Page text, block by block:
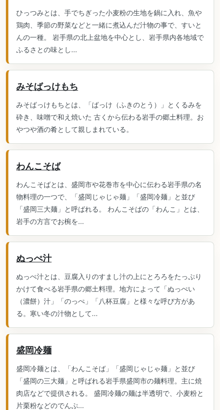
ひっつみとは、手でちぎった小麦粉の生地を鍋に入れ、魚や
鶏肉、季節の野菜などと一緒に煮込んだ汁物の事で、すいと
んの一種。 岩手県の北上盆地を中心とし、岩手県内各地域で
ふるさとの味とし...
みそばっけもち
みそばっけもちとは、「ばっけ（ふきのとう）」とくるみを
砕き、味噌で和え焼いた 古くから伝わる岩手の郷土料理。お
やつや酒の肴として親しまれている。
わんこそば
わんこそばとは、盛岡市や花巻市を中心に伝わる岩手県の名
物料理の一つで、「盛岡じゃじゃ麺」「盛岡冷麺」と並び
「盛岡三大麺」と呼ばれる。 わんこそばの「わんこ」とは、
岩手の方言でお椀を...
ぬっぺ汁
ぬっぺ汁とは、豆腐入りのすまし汁の上にとろろをたっぷり
かけて食べる岩手県の郷土料理。地方によって「ぬっぺい
（濃餅）汁」「のっぺ」「八杯豆腐」と様々な呼び方があ
る。寒い冬の汁物として...
盛岡冷麺
盛岡冷麺とは、「わんこそば」「盛岡じゃじゃ麺」と並び
「盛岡の三大麺」と呼ばれる岩手県盛岡市の麺料理。主に焼
肉店などで提供される。 盛岡冷麺の麺は半透明で、小麦粉と
片栗粉などのでんぷ...